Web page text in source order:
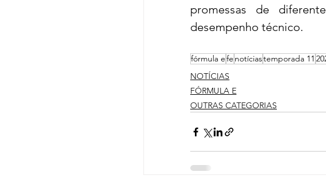
promessas de
desempenho técnico.
fórmula efe notíciastemporada 11
NOTÍCIAS
FÓRMULA E
OUTRAS CATEGORIAS